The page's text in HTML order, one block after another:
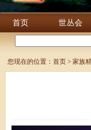
首页 世丛会
您现在的位置： 首页 > 家族